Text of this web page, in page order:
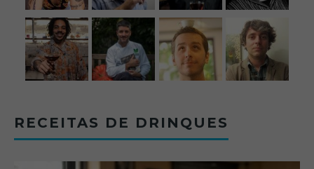
RECEITAS DE DRINQUES